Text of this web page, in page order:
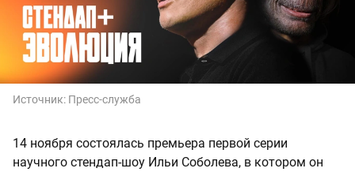
Источник: Пресс-служба
14 ноября состоялась премьера первой серии
научного стендап-шоу Ильи Соболева, в котором он